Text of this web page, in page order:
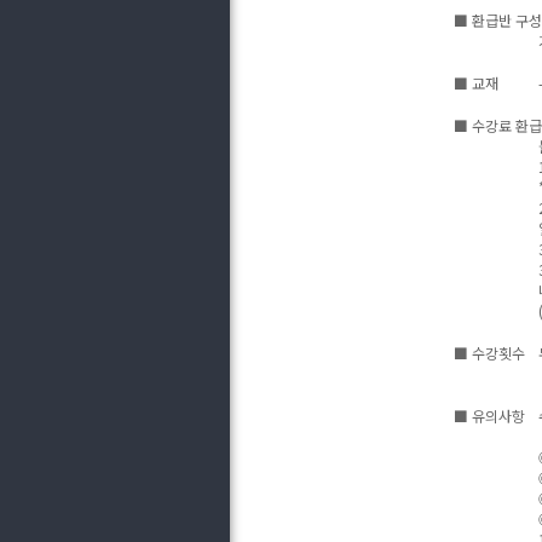
■ 환급반 구성
■ 교재
■ 수강료 환
■ 수강횟수
■ 유의사항